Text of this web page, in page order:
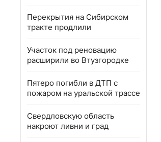
Перекрытия на Сибирском
тракте продлили
Участок под реновацию
расширили во Втузгородке
Пятеро погибли в ДТП с
пожаром на уральской трассе
Свердловскую область
накроют ливни и град